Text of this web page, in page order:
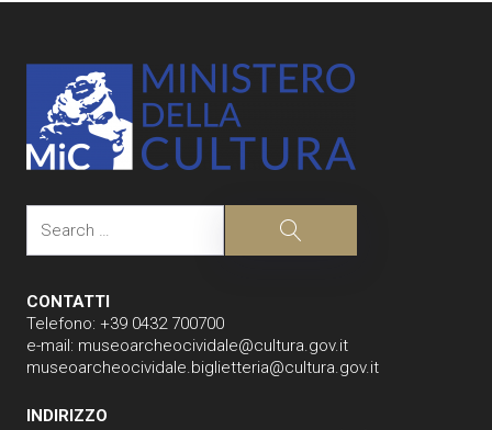
Search
CONTATTI
Telefono: +39 0432 700700
e-mail: museoarcheocividale@cultura.gov.it
museoarcheocividale.biglietteria@cultura.gov.it
INDIRIZZO